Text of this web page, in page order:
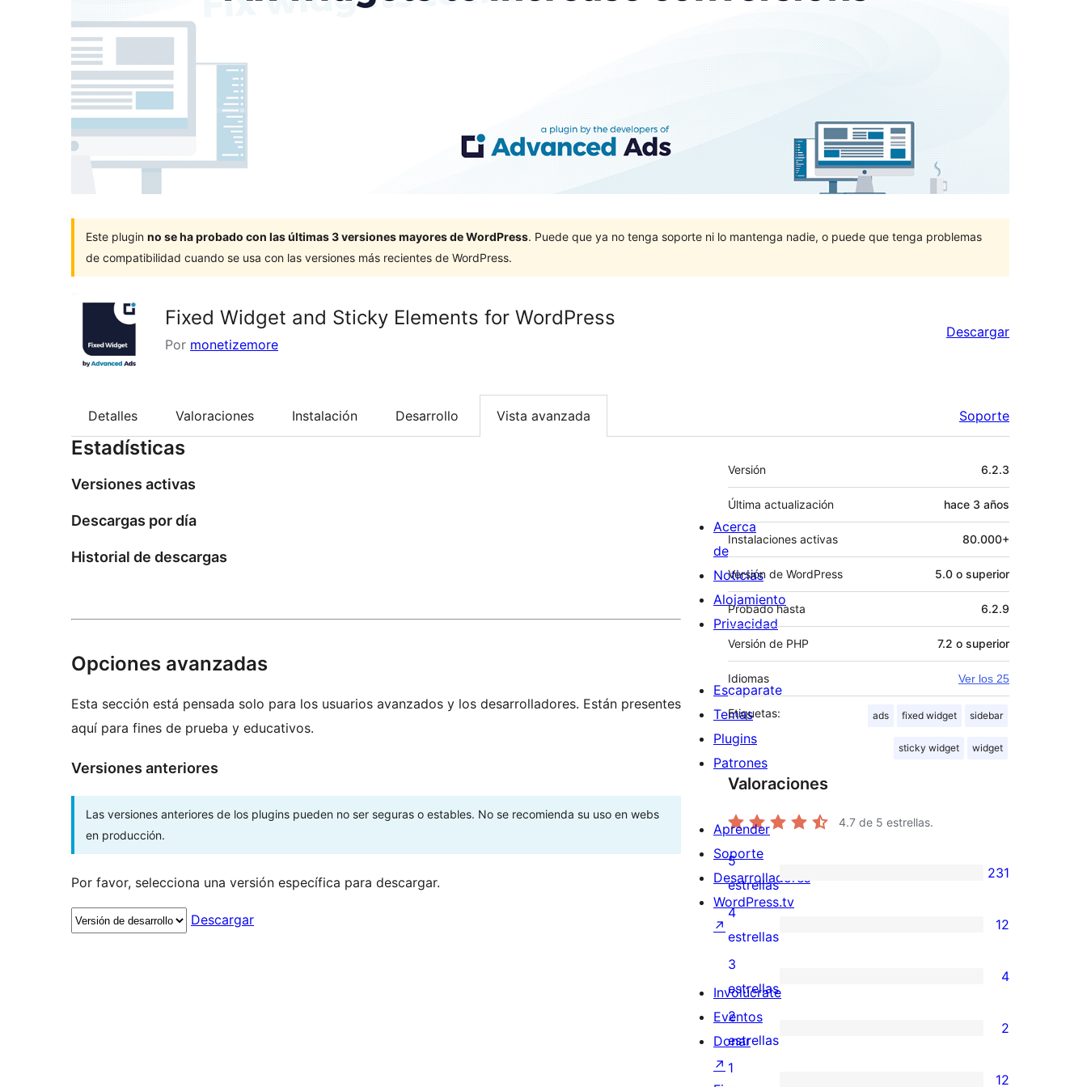
Este plugin no se ha probado con las últimas 3 versiones mayores de WordPress. Puede que ya no tenga soporte ni lo mantenga nadie, o puede que tenga problemas
de compatibilidad cuando se usa con las versiones más recientes de WordPress.
Fixed Widget and Sticky Elements for WordPress
Por monetizemore
Descargar
Detalles Valoraciones Instalación Desarrollo Vista avanzada Soporte
Estadísticas
Versiones activas
Descargas por día
Historial de descargas
Opciones avanzadas
Esta sección está pensada solo para los usuarios avanzados y los desarrolladores. Están presentes
aquí para fines de prueba y educativos.
Versiones anteriores
Las versiones anteriores de los plugins pueden no ser seguras o estables. No se recomienda su uso en webs
en producción.
Por favor, selecciona una versión específica para descargar.
Descargar
Meta
Versión 6.2.3
Última actualización hace 3 años
Instalaciones activas 80.000+
Versión de WordPress 5.0 o superior
Probado hasta 6.2.9
Versión de PHP 7.2 o superior
Idiomas Ver los 25
Etiquetas: ads fixed widget sidebar
sticky widget widget
Valoraciones
4.7 de 5 estrellas.
231
valoraciones
de
5
estrellas
5
estrellas
231
12
valoraciones
de
4
estrellas
4
estrellas
12
4
valoraciones
de
3
3
estrellas
4
2
valoraciones
2
estrellas
2
1
12
Acerca
de
Noticias
Alojamiento
Privacidad
Escaparate
Temas
Plugins
Patrones
Aprender
Soporte
Desarrolladores
WordPress.tv
↗
Involúcrate
Eventos
Donar
↗